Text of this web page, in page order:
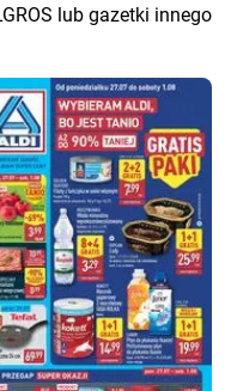
lub gazetki innego